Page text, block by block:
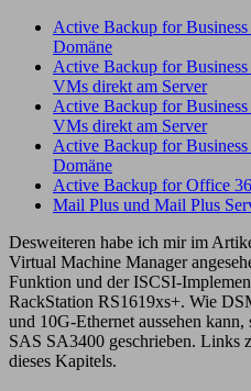
Active Backup for
Domäne
Active Backup for
VMs direkt am Server
Active Backup for
VMs direkt am Server
Active Backup for
Domäne
Active Backup for Office
Mail Plus und Mail Plus
Desweiteren habe ich mir im
Virtual Machine Manager
Funktion und der ISCSI-
RackStation RS1619xs+. Wie
und 10G-Ethernet aussehen
SAS SA3400 geschrieben. Links
dieses Kapitels.